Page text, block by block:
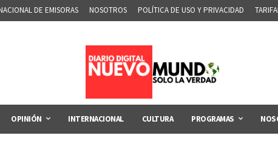
DE EMISORAS NOSOTROS POLÍTICA DE USO Y PRIVACIDAD
OPINIÓN INTERNACIONAL CULTURA PROGRAMAS